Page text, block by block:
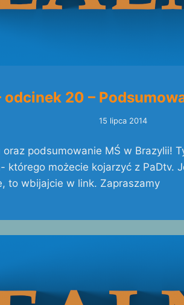
odcinek 20 –
15 lipca 2014
oraz podsumowanie MŚ w Brazylii!
którego możecie kojarzyć z PaDtv.
to wbijajcie w link. Zapraszamy